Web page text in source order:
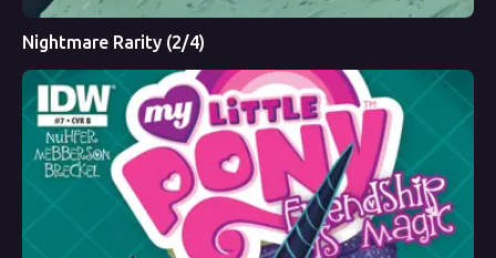
Nightmare Rarity (2/4)